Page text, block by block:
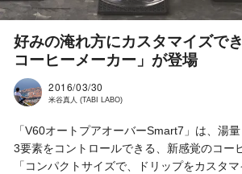
好みの淹れ方にカスタマイズで
コーヒーメーカー」が登場
2016/03/30
米谷真人 (TABI LABO)
「V60オートプアオーバーSmart7」は、湯
3要素をコントロールできる、新感覚のコー
「コンパクトサイズで、ドリップをカスタ